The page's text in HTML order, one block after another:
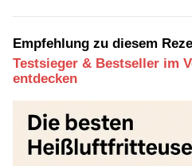
Empfehlung zu diesem
Testsieger & Bestseller im
entdecken